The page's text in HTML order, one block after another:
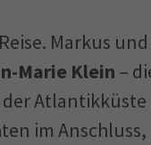
Markus und
Marie Klein –
Atlantikküste
im